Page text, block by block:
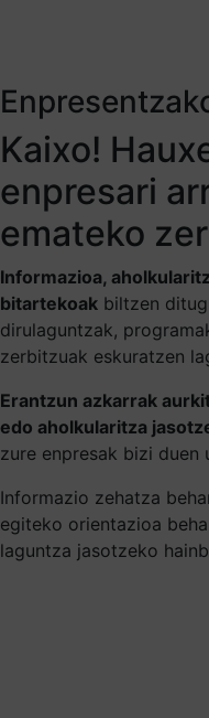
Kaixo!
enpresari
emateko
Informazioa,
bitartekoak biltzen
dirulaguntzak,
zerbitzuak eskuratzen
Erantzun azkarrak
edo aholkularitza
zure enpresak bizi duen
Informazio zehatza
egiteko orientazioa
laguntza jasotzeko